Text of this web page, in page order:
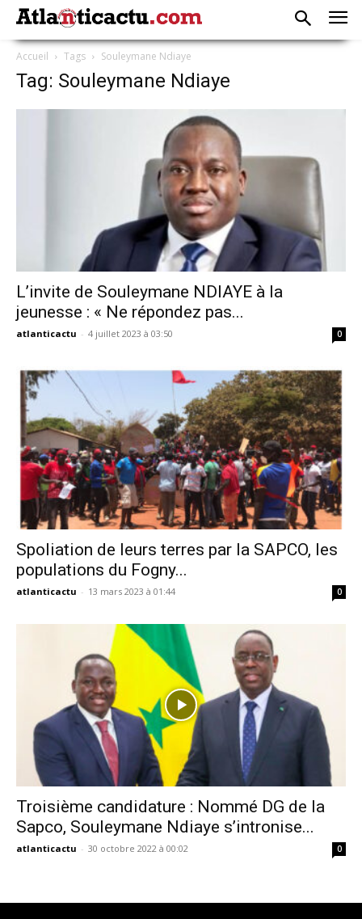
Accueil Tags Souleymane Ndiaye
Tag: Souleymane Ndiaye
L’invite de Souleymane NDIAYE à la
jeunesse : « Ne répondez pas...
atlanticactu - 4 juillet 2023 à 03:50 0
Spoliation de leurs terres par la SAPCO, les
populations du Fogny...
atlanticactu - 13 mars 2023 à 01:44 0
Troisième candidature : Nommé DG de la
Sapco, Souleymane Ndiaye s’intronise...
atlanticactu - 30 octobre 2022 à 00:02 0